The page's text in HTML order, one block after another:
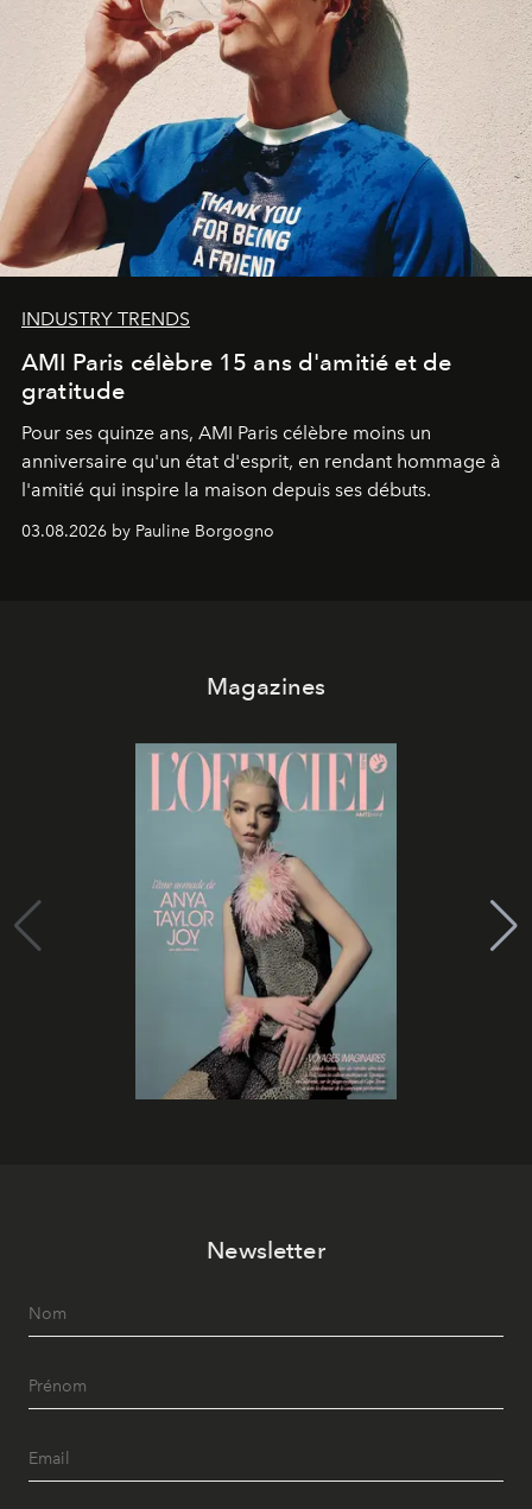
INDUSTRY TRENDS
AMI Paris célèbre 15 ans d'amitié et de
gratitude
Pour ses quinze ans, AMI Paris célèbre moins un
anniversaire qu'un état d'esprit, en rendant hommage à
l'amitié qui inspire la maison depuis ses débuts.
03.08.2026 by Pauline Borgogno
Magazines
Newsletter